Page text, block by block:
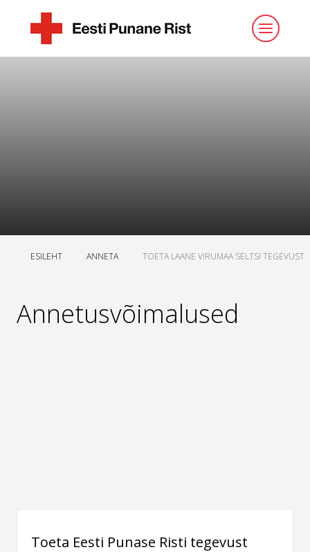
ESILEHT ANNETA TOETA LAANE VIRUMAA SELTSI TEGEVUST
Annetusvõimalused
Toeta Eesti Punase Risti tegevust